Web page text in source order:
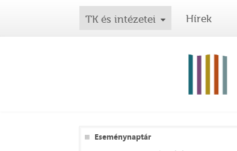
TK és intézetei Hírek
Eseménynaptár